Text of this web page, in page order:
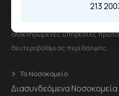
213
Το νοσοκομείο αποτελεί έναν
ολοκληρωμένες υπηρεσίες
δευτεροβάθμιας περίθαλψης.
Το Νοσοκομείο
Διασυνδεόμενα Νοσοκομεία